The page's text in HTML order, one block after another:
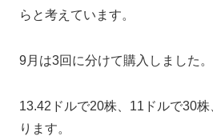
らと考えています。
9月は3回に分けて購入しました。
13.42ドルで20株、11ドルで30
ります。